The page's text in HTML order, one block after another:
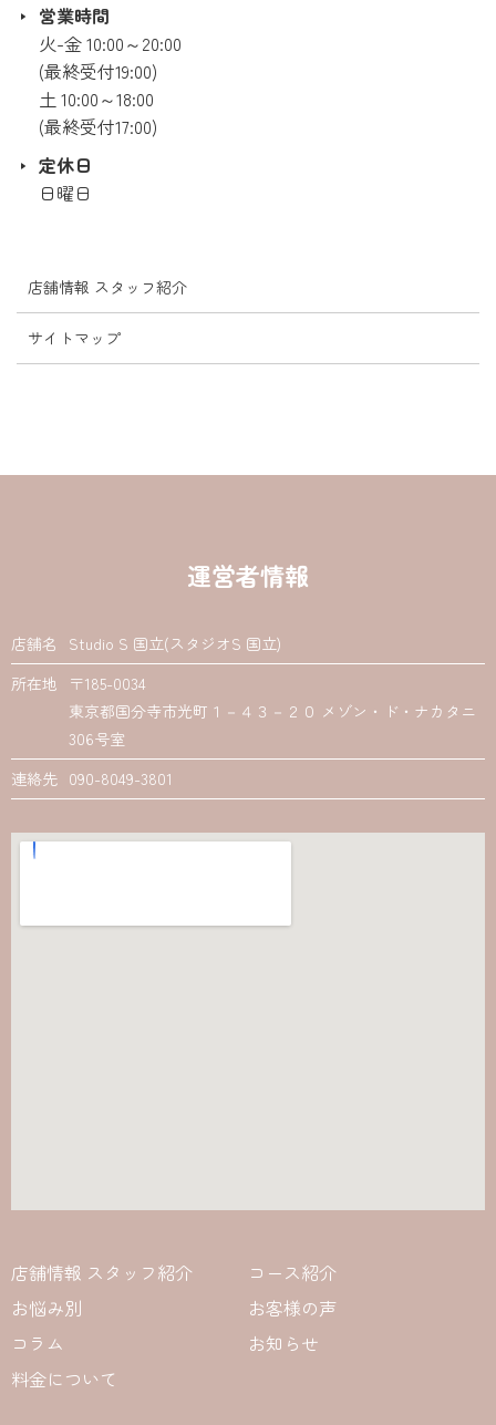
営業時間
火-金 10:00～20:00
(最終受付19:00)
土 10:00～18:00
(最終受付17:00)
定休日
日曜日
店舗情報 スタッフ紹介
サイトマップ
運営者情報
店舗名
Studio S 国立(スタジオS 国立)
所在地
〒185-0034
東京都国分寺市光町１－４３－２０ メゾン・ド・ナカタニ
306号室
連絡先 090-8049-3801
店舗情報 スタッフ紹介
コース紹介
お悩み別
お客様の声
コラム
お知らせ
料金について